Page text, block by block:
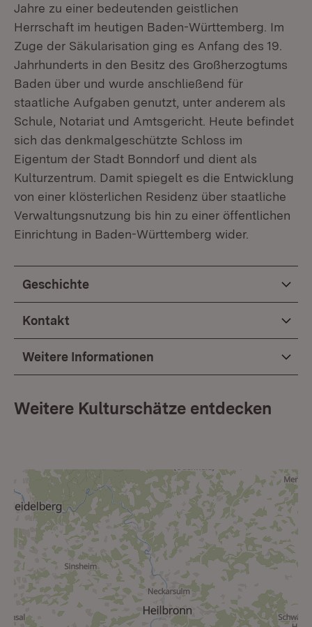
Jahre zu einer bedeutenden geistlichen
Herrschaft im heutigen Baden-Württemberg. Im
Zuge der Säkularisation ging es Anfang des 19.
Jahrhunderts in den Besitz des Großherzogtums
Baden über und wurde anschließend für
staatliche Aufgaben genutzt, unter anderem als
Schule, Notariat und Amtsgericht. Heute befindet
sich das denkmalgeschützte Schloss im
Eigentum der Stadt Bonndorf und dient als
Kulturzentrum. Damit spiegelt es die Entwicklung
von einer klösterlichen Residenz über staatliche
Verwaltungsnutzung bis hin zu einer öffentlichen
Einrichtung in Baden-Württemberg wider.
Geschichte
Kontakt
Weitere Informationen
Weitere Kulturschätze entdecken